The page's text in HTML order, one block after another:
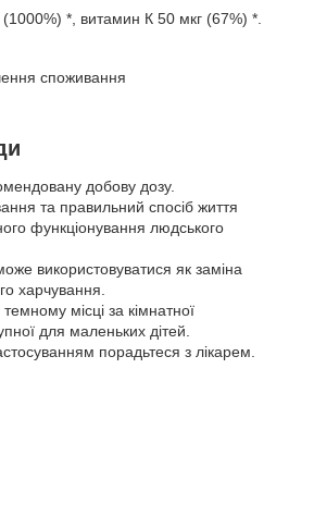
(1000%) *, витамин К 50 мкг (67%) *.
споживання
добову дозу.
та правильний спосіб життя
функціонування людського
використовуватися як заміна
харчування.
місці за кімнатної
для маленьких дітей.
порадьтеся з лікарем.